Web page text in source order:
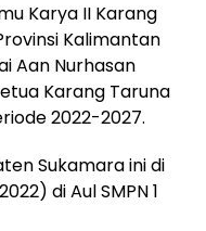
Karya II Karang
Kalimantan
Aan Nurhasan
Karang Taruna
2022-2027.
Sukamara ini di
di Aul SMPN 1